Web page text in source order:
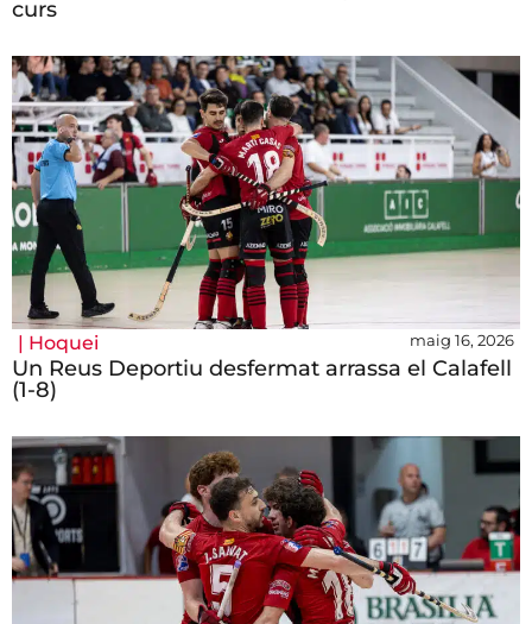
curs
| Hoquei maig 16, 2026
Un Reus Deportiu desfermat arrassa el Calafell
(1-8)